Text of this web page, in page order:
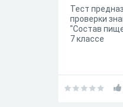
Тест
проверки
"Состав
7 классе